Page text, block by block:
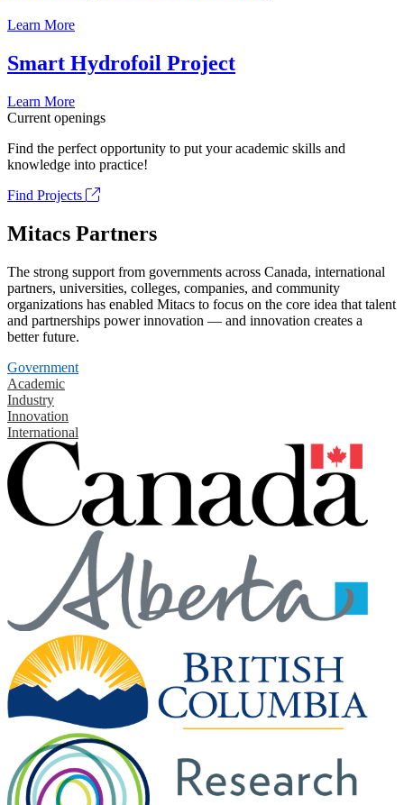
Learn More
Smart Hydrofoil Project
Learn More
Current openings
Find the perfect opportunity to put your academic skills and
knowledge into practice!
Find Projects
Mitacs Partners
The strong support from governments across Canada, international
partners, universities, colleges, companies, and community
organizations has enabled Mitacs to focus on the core idea that talent
and partnerships power innovation — and innovation creates a
better future.
Government
Academic
Industry
Innovation
International